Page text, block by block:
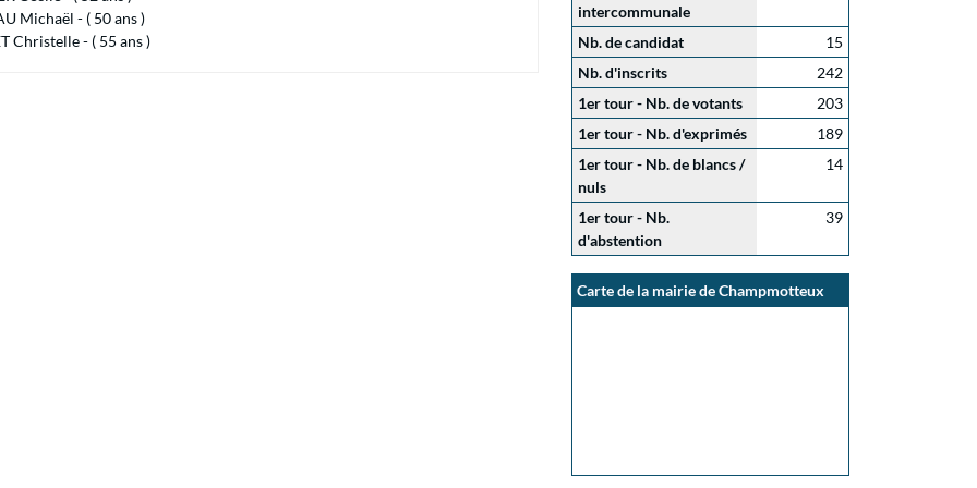
Michaël - ( 50 ans )
Christelle - ( 55 ans )
intercommunale
Nb. de candidat
15
Nb. d'inscrits
242
1er tour - Nb. de votants
203
1er tour - Nb. d'exprimés
189
1er tour - Nb. de blancs /
nuls
14
1er tour - Nb.
d'abstention
39
Carte de la mairie de Champmotteux